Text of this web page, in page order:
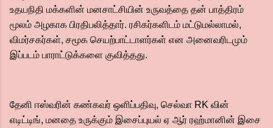
உதயநிதி மக்களின் மனசாட்சியின் உருவத்தை தன் பாத்திரம்
மூலம் அழகாக பிரதிபலித்தார். ரசிகர்களிடம் மட்டுமல்லாமல்,
விமர்சகர்கள், சமூக செயற்பாட்டாளர்கள் என அனைவரிடமும்
இப்படம் பாராட்டுக்களை குவித்தது.
தேனி ஈஸ்வரின் கண்கவர் ஒளிப்பதிவு, செல்வா RK வின்
எடிட்டிங், மனதை உருக்கும் இசைப்புயல் ஏ ஆர் ரஹ்மானின் இசை